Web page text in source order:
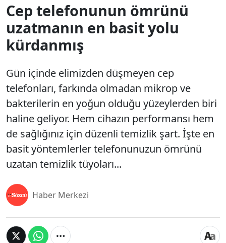
Cep telefonunun ömrünü
uzatmanın en basit yolu
kürdanmış
Gün içinde elimizden düşmeyen cep
telefonları, farkında olmadan mikrop ve
bakterilerin en yoğun olduğu yüzeylerden biri
haline geliyor. Hem cihazın performansı hem
de sağlığınız için düzenli temizlik şart. İşte en
basit yöntemlerler telefonunuzun ömrünü
uzatan temizlik tüyoları...
Haber Merkezi